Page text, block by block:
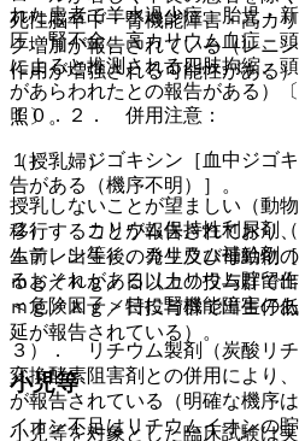
れた患者で羊水過少症、胎児・
圧、腎不全、高カリウム血症、
によると推測される四肢拘縮、
があらわれたとの報告がある）
照〕。
（授乳婦）
授乳しないことが望ましい（動
移行することが報告されており
生前、出生後の発生及び母動物
ｍｇ／ｋｇ／日以上の投与群で
ｍｇ／ｋｇ／日投与群で出生仔
延が報告されている）。
小児等
小児等を対象とした臨床試験は
死性脳卒中・腎機能障害・高カ
ク増加が報告されている（レニ
作用が増強される可能性がある
１０．２． 併用注意：
１）． ジゴキシン［血中ジゴ
告がある（機序不明）］。
２）． カリウム保持性利尿剤
ムテレン等）、カリウム補給剤
るおそれがある（カリウム貯留
＜危険因子＞特に腎機能障害の
３）． リチウム製剤（炭酸リ
変換酵素阻害剤との併用により
が報告されている（明確な機序
イオン不足はリチウムイオンの